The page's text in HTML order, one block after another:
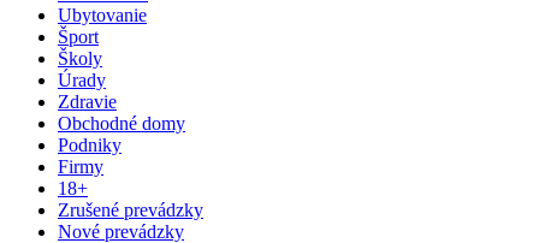
Ubytovanie
Šport
Školy
Úrady
Zdravie
Obchodné domy
Podniky
Firmy
18+
Zrušené prevádzky
Nové prevádzky